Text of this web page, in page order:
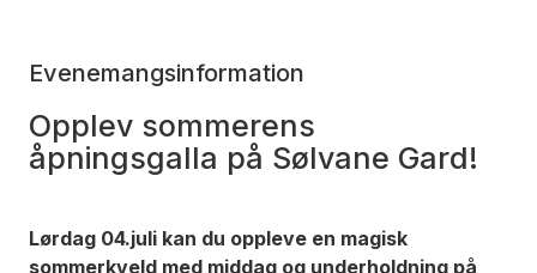
Evenemangsinformation
Opplev sommerens
åpningsgalla på Sølvane Gard!
Lørdag 04.juli kan du oppleve en magisk
sommerkveld med middag og underholdning på